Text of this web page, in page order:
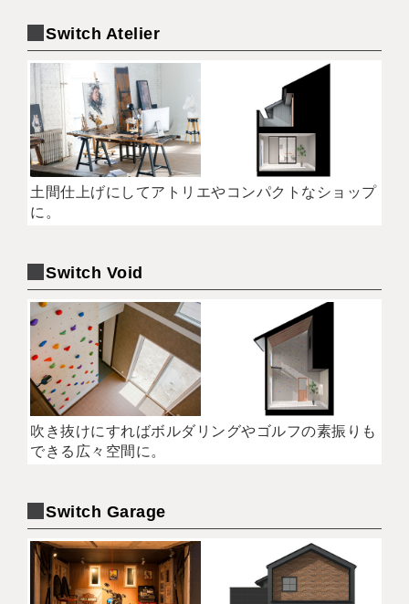
Switch Atelier
土間仕上げにしてアトリエやコンパクトなショップ
に。
Switch Void
吹き抜けにすればボルダリングやゴルフの素振りも
できる広々空間に。
Switch Garage